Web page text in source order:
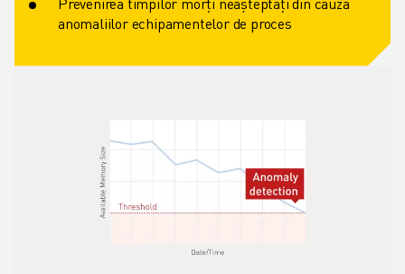
anomaliilor echipamentelor de proces